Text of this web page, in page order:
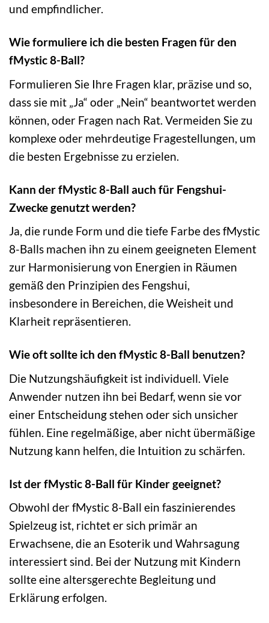
und empfindlicher.
Wie formuliere ich die besten Fragen für den
fMystic 8-Ball?
Formulieren Sie Ihre Fragen klar, präzise und so,
dass sie mit „Ja“ oder „Nein“ beantwortet werden
können, oder Fragen nach Rat. Vermeiden Sie zu
komplexe oder mehrdeutige Fragestellungen, um
die besten Ergebnisse zu erzielen.
Kann der fMystic 8-Ball auch für Fengshui-
Zwecke genutzt werden?
Ja, die runde Form und die tiefe Farbe des fMystic
8-Balls machen ihn zu einem geeigneten Element
zur Harmonisierung von Energien in Räumen
gemäß den Prinzipien des Fengshui,
insbesondere in Bereichen, die Weisheit und
Klarheit repräsentieren.
Wie oft sollte ich den fMystic 8-Ball benutzen?
Die Nutzungshäufigkeit ist individuell. Viele
Anwender nutzen ihn bei Bedarf, wenn sie vor
einer Entscheidung stehen oder sich unsicher
fühlen. Eine regelmäßige, aber nicht übermäßige
Nutzung kann helfen, die Intuition zu schärfen.
Ist der fMystic 8-Ball für Kinder geeignet?
Obwohl der fMystic 8-Ball ein faszinierendes
Spielzeug ist, richtet er sich primär an
Erwachsene, die an Esoterik und Wahrsagung
interessiert sind. Bei der Nutzung mit Kindern
sollte eine altersgerechte Begleitung und
Erklärung erfolgen.